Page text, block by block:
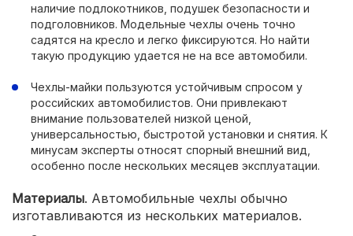
наличие подлокотников, подушек безопасности и
подголовников. Модельные чехлы очень точно
садятся на кресло и легко фиксируются. Но найти
такую продукцию удается не на все автомобили.
Чехлы-майки пользуются устойчивым спросом у
российских автомобилистов. Они привлекают
внимание пользователей низкой ценой,
универсальностью, быстротой установки и снятия. К
минусам эксперты относят спорный внешний вид,
особенно после нескольких месяцев эксплуатации.
Материалы. Автомобильные чехлы обычно
изготавливаются из нескольких материалов.